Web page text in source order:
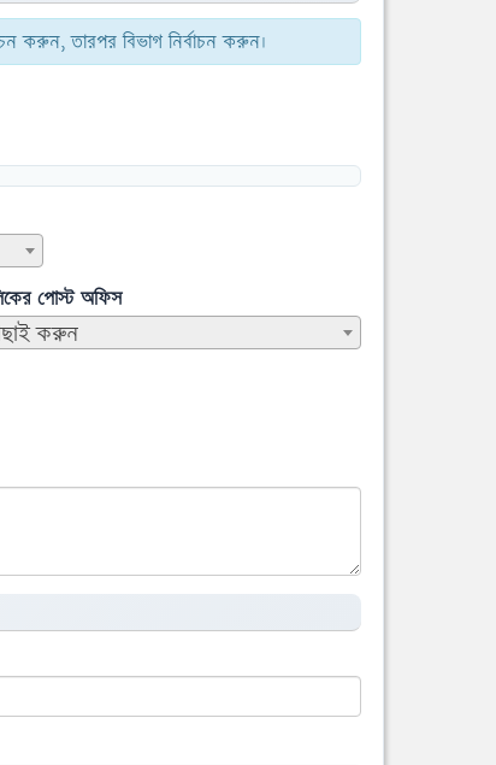
করুন, তারপর বিভাগ নির্বাচন করুন।
পোস্ট অফিস
করুন